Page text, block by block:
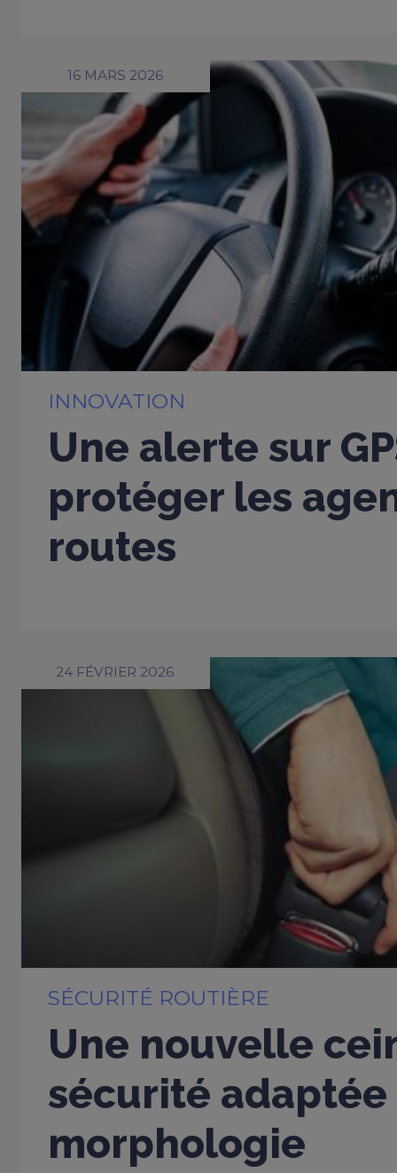
16 MARS 2026
INNOVATION
Une alerte sur
protéger les
routes
24 FÉVRIER 2026
SÉCURITÉ ROUTIÈRE
Une nouvelle
sécurité adaptée
morphologie